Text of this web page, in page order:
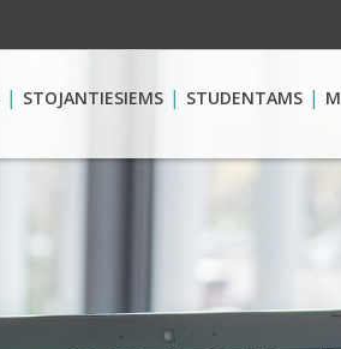
STOJANTIESIEMS STUDENTAMS